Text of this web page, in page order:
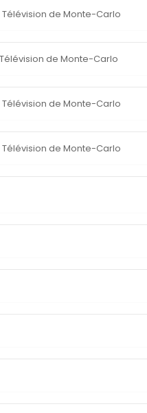
de Monte-Carlo
de Monte-Carlo
de Monte-Carlo
de Monte-Carlo